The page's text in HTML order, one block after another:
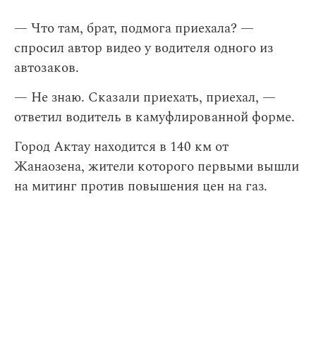
— Что там, брат, подмога приехала? —
спросил автор видео у водителя одного из
автозаков.
— Не знаю. Сказали приехать, приехал, —
ответил водитель в камуфлированной форме.
Город Актау находится в 140 км от
Жанаозена, жители которого первыми вышли
на митинг против повышения цен на газ.